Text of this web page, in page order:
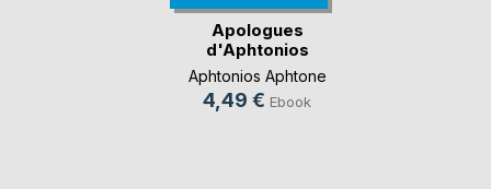
Apologues
d'Aphtonios
Aphtonios Aphtone
4,49 € Ebook